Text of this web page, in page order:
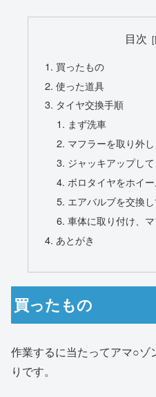
目次
買ったもの
使った道具
タイヤ交換手順
まず洗車
マフラーを取り外
ジャッキアップし
ボロタイヤをホイ
エアバルブを交換
車体に取り付け、
あとがき
買ったもの
作業するに当たってアマ○ゾ
りです。